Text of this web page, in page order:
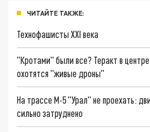
ЧИТАЙТЕ ТАКЖЕ:
Технофашисты XXI века
"Кротами" были все? Теракт в
охотятся "живые дроны"
На трассе М-5 "Урал" не проехать:
сильно затруднено